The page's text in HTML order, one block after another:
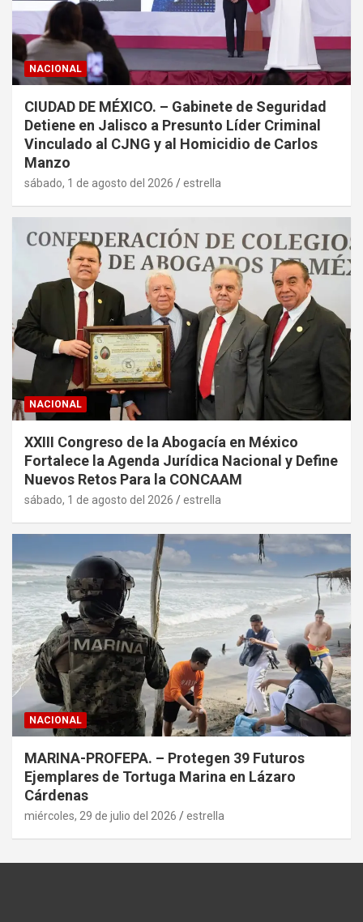
NACIONAL
CIUDAD DE MÉXICO. – Gabinete de Seguridad
Detiene en Jalisco a Presunto Líder Criminal
Vinculado al CJNG y al Homicidio de Carlos
Manzo
sábado, 1 de agosto del 2026 estrella
NACIONAL
XXIII Congreso de la Abogacía en México
Fortalece la Agenda Jurídica Nacional y Define
Nuevos Retos Para la CONCAAM
sábado, 1 de agosto del 2026 estrella
NACIONAL
MARINA-PROFEPA. – Protegen 39 Futuros
Ejemplares de Tortuga Marina en Lázaro
Cárdenas
miércoles, 29 de julio del 2026 estrella